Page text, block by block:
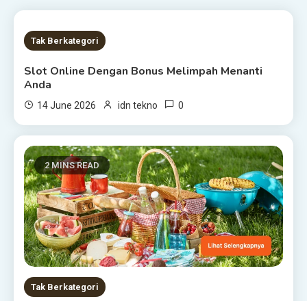
8 MINS READ
Tak Berkategori
Slot Online Dengan Bonus Melimpah Menanti
Anda
14 June 2026 idn tekno 0
2 MINS READ
Tak Berkategori